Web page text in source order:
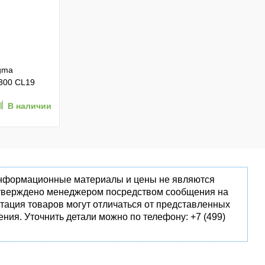
CL19
В наличии
материалы и цены не являются
менеджером посредством сообщения на
товаров могут отличаться от представленных
Уточнить детали можно по телефону: +7 (499)